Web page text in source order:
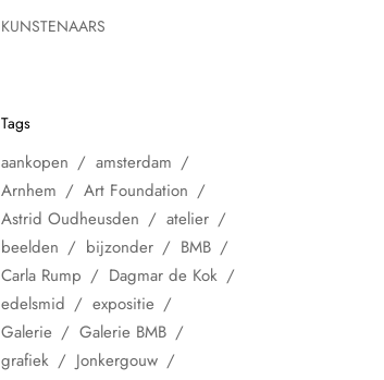
KUNSTENAARS
Tags
aankopen
amsterdam
Arnhem
Art Foundation
Astrid Oudheusden
atelier
beelden
bijzonder
BMB
Carla Rump
Dagmar de Kok
edelsmid
expositie
Galerie
Galerie BMB
grafiek
Jonkergouw